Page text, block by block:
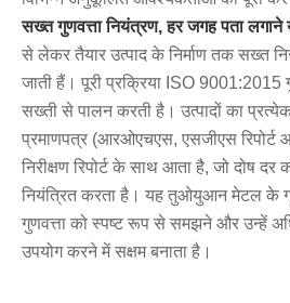
सख्त गुणवत्ता नियंत्रण, हर जगह पता लगाने
से लेकर तैयार उत्पाद के निर्माण तक सख्त
जाती हैं। पूरी प्रक्रिया ISO 9001:2015
सख्ती से पालन करती है। उत्पादों का
प्रमाणपत्र (आरओएचएस, एसजीएस
निरीक्षण रिपोर्ट के साथ आता है, जो दोष
नियंत्रित करता है। यह तुओयुआन मेटल के
गुणवत्ता को स्पष्ट रूप से समझने और उन्हें
उपयोग करने में सक्षम बनाता है।